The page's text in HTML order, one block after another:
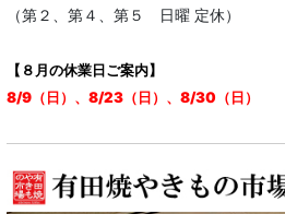
（第２、第４、第５ 日曜 定休）
【８月の休業日ご案内】
8/9（日）、8/23（日）、8/30（日）